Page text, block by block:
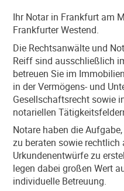
Ihr Notar in Frankfurt am
Frankfurter Westend.
Die Rechtsanwälte und
Reiff sind ausschließlich
betreuen Sie im
in der Vermögens- und
Gesellschaftsrecht sowie
notariellen
Notare haben die
zu beraten sowie rechtlich
Urkundenentwürfe zu
legen dabei großen Wert
individuelle Betreuung.